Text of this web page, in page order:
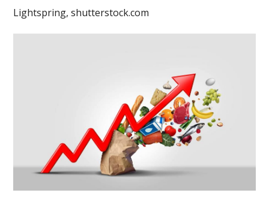
Lightspring, shutterstock.com